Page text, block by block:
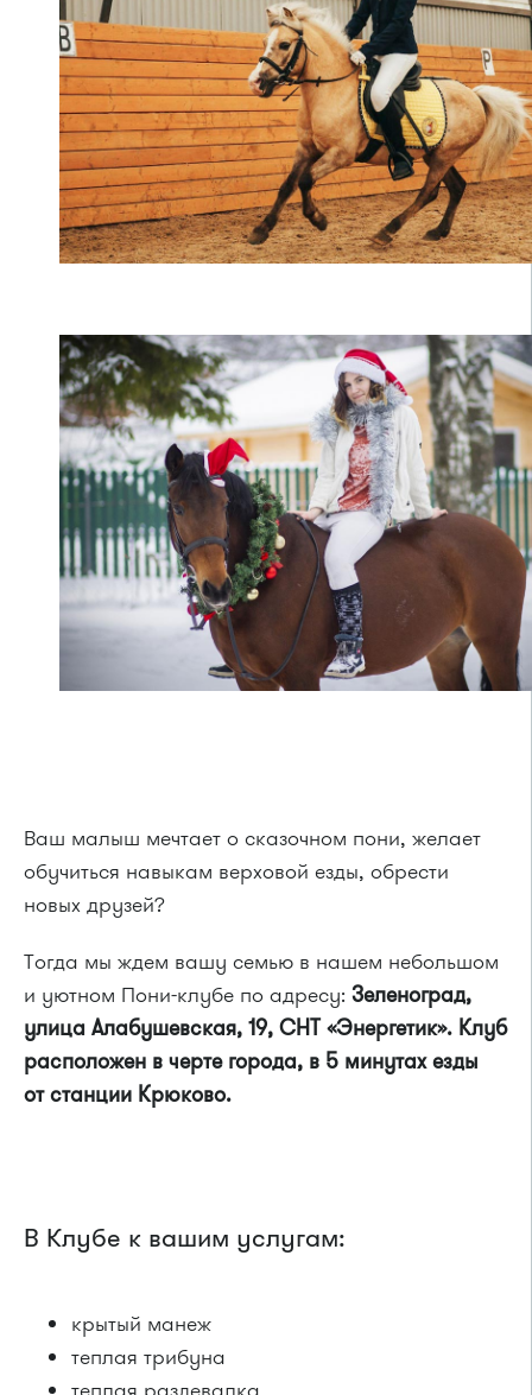
Ваш малыш мечтает о сказочном пони, желает
обучиться навыкам верховой езды, обрести
новых друзей?
Тогда мы ждем вашу семью в нашем небольшом
и уютном Пони-клубе по адресу: Зеленоград,
улица Алабушевская, 19, СНТ «Энергетик». Клуб
расположен в черте города, в 5 минутах езды
от станции Крюково.
В Клубе к вашим услугам:
крытый манеж
теплая трибуна